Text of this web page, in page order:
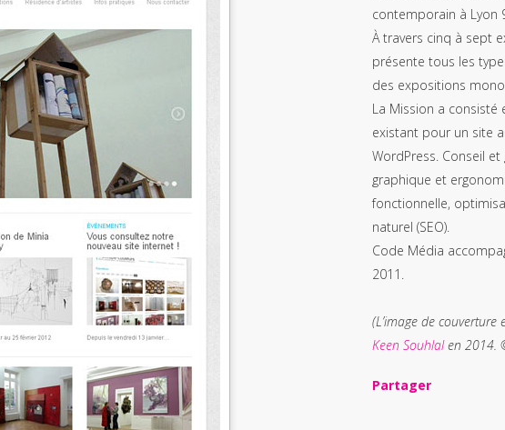
contemporain à Lyon
À travers cinq à sept
présente tous les
des expositions
La Mission a
existant pour un site
WordPress. Conseil
graphique et
fonctionnelle,
naturel (SEO).
Code Média
2011.
(L’image de couverture
Keen Souhlalen 2014.
Partager